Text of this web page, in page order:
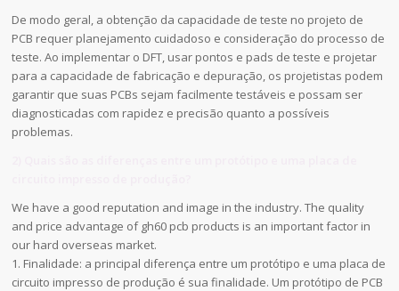
De modo geral, a obtenção da capacidade de teste no projeto de
PCB requer planejamento cuidadoso e consideração do processo de
teste. Ao implementar o DFT, usar pontos e pads de teste e projetar
para a capacidade de fabricação e depuração, os projetistas podem
garantir que suas PCBs sejam facilmente testáveis e possam ser
diagnosticadas com rapidez e precisão quanto a possíveis
problemas.
We have a good reputation and image in the industry. The quality
and price advantage of gh60 pcb products is an important factor in
our hard overseas market.
1. Finalidade: a principal diferença entre um protótipo e uma placa de
circuito impresso de produção é sua finalidade. Um protótipo de PCB